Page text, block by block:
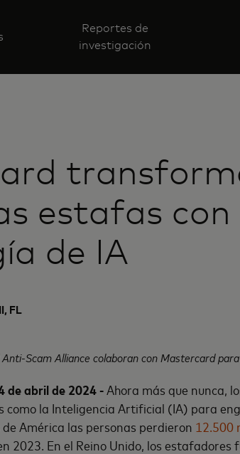
Reportes de
investigación
estafas
de IA
FL
Scam Alliance colaboran con Mastercard
de abril de 2024 -Ahora más que nunca,
como la Inteligencia Artificial (IA) para
América las personas perdieron 12.500
2023. En el Reino Unido, los estafadores